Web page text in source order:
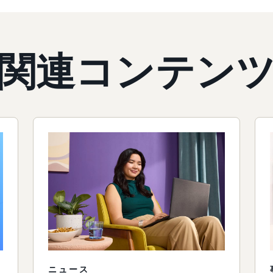
連コンテン
ニュース